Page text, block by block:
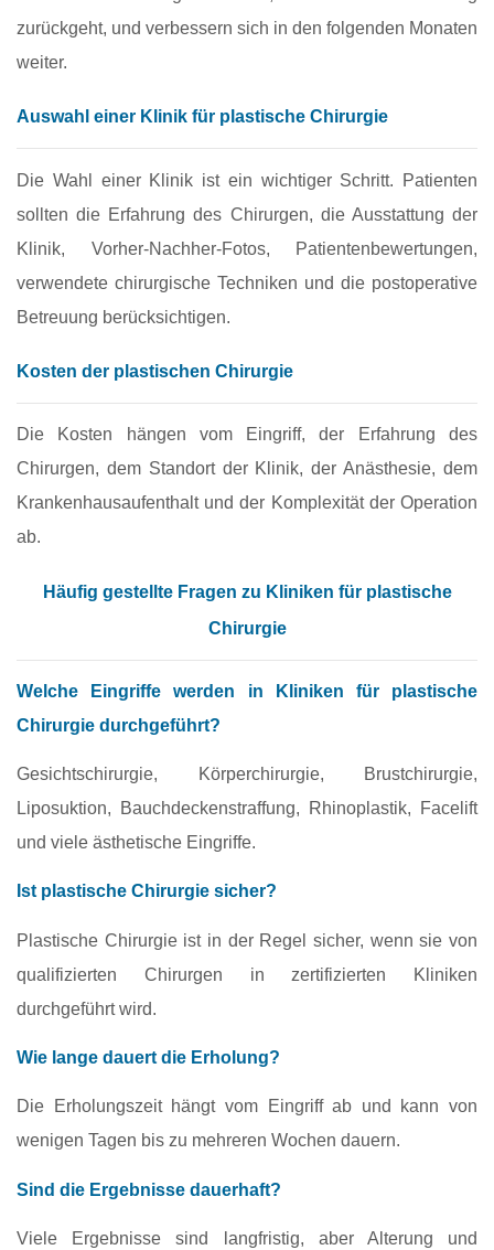
zurückgeht, und verbessern sich in den folgenden Monaten
weiter.
Auswahl einer Klinik für plastische Chirurgie
Die Wahl einer Klinik ist ein wichtiger Schritt. Patienten
sollten die Erfahrung des Chirurgen, die Ausstattung der
Klinik, Vorher-Nachher-Fotos, Patientenbewertungen,
verwendete chirurgische Techniken und die postoperative
Betreuung berücksichtigen.
Kosten der plastischen Chirurgie
Die Kosten hängen vom Eingriff, der Erfahrung des
Chirurgen, dem Standort der Klinik, der Anästhesie, dem
Krankenhausaufenthalt und der Komplexität der Operation
ab.
Häufig gestellte Fragen zu Kliniken für plastische
Chirurgie
Welche Eingriffe werden in Kliniken für plastische
Chirurgie durchgeführt?
Gesichtschirurgie, Körperchirurgie, Brustchirurgie,
Liposuktion, Bauchdeckenstraffung, Rhinoplastik, Facelift
und viele ästhetische Eingriffe.
Ist plastische Chirurgie sicher?
Plastische Chirurgie ist in der Regel sicher, wenn sie von
qualifizierten Chirurgen in zertifizierten Kliniken
durchgeführt wird.
Wie lange dauert die Erholung?
Die Erholungszeit hängt vom Eingriff ab und kann von
wenigen Tagen bis zu mehreren Wochen dauern.
Sind die Ergebnisse dauerhaft?
Viele Ergebnisse sind langfristig, aber Alterung und